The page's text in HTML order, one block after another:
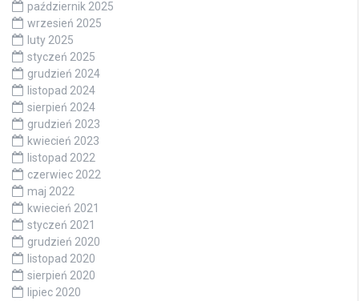
październik 2025
wrzesień 2025
luty 2025
styczeń 2025
grudzień 2024
listopad 2024
sierpień 2024
grudzień 2023
kwiecień 2023
listopad 2022
czerwiec 2022
maj 2022
kwiecień 2021
styczeń 2021
grudzień 2020
listopad 2020
sierpień 2020
lipiec 2020